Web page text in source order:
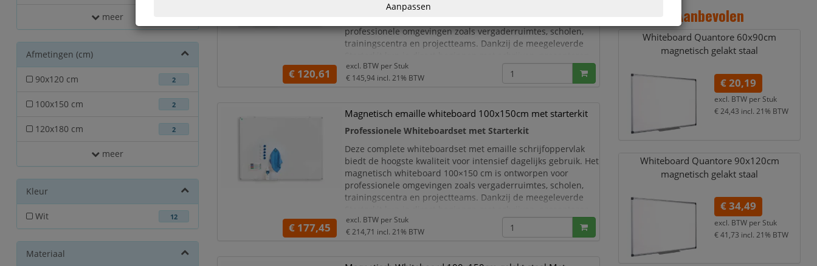
meer
Afmetingen (cm)
90x120 cm 2
100x150 cm 2
120x180 cm 2
meer
Kleur
Wit 12
Materiaal
biedt de hoogste kwaliteit voor intensief dagelijks gebruik. Het
professionele omgevingen zoals vergaderruimtes, scholen,
trainingscentra en projectteams. Dankzij de meegeleverde
en plannen, ideaal wanneer je in één aankoop volledig uit
€ 120,61
excl. BTW per Stuk
€ 145,94 incl. 21% BTW
Magnetisch emaille whiteboard 100x150cm met starterkit
Professionele Whiteboardset met Starterkit
Deze complete whiteboardset met emaille schrijfoppervlak
biedt de hoogste kwaliteit voor intensief dagelijks gebruik. Het
magnetisch whiteboard 100×150 cm is ontworpen voor
professionele omgevingen zoals vergaderruimtes, scholen,
trainingscentra en projectteams. Dankzij de meegeleverde
en plannen, ideaal wanneer je in één aankoop volledig ui
€ 177,45
excl. BTW per Stuk
€ 214,71 incl. 21% BTW
Aanbevolen
Whiteboard Quantore 60x90cm
magnetisch gelakt staal
€ 20,19
excl. BTW per Stuk
€ 24,43 incl. 21% BTW
Whiteboard Quantore 90x120cm
magnetisch gelakt staal
€ 34,49
excl. BTW per Stuk
€ 41,73 incl. 21% BTW
Aanpassen